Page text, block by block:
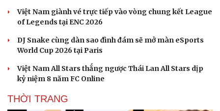
Việt Nam giành vé trực tiếp vào vòng chung kết League
of Legends tại ENC 2026
DJ Snake cùng dàn sao đình đám sẽ mở màn eSports
World Cup 2026 tại Paris
Việt Nam All Stars thắng ngược Thái Lan All Stars dịp
kỷ niệm 8 năm FC Online
THỜI TRANG